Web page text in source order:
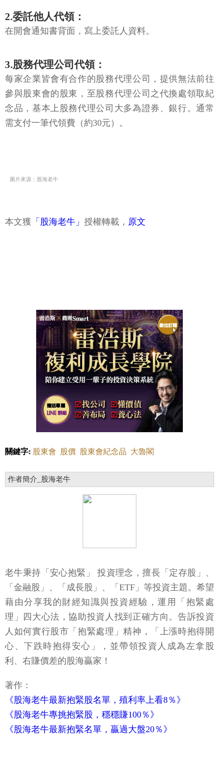
2.委託他人代領：
在開會通知書背面，寫上委託人資料。
3.股務代理公司代領：
每家企業皆會有合作的股務代理公司，提供無法前往
參與股東會的股東，至股務代理公司之代換處領取紀
念品，基本上股務代理公司大多為證券、銀行。通常
需支付一筆代領費（約30元）。
圖片來源：股海老牛
本文獲 「股海老牛」 授權轉載， 原文
關鍵字: 股東會 股價 股東會紀念品 大魯閣
作者簡介_股海老牛
老牛秉持「安心抱緊」 投資理念，擅長「定存股」、
「金融股」、「成長股」、「ETF」等投資主題。希望
藉由分享我的財經知識與投資經驗，運用「抱緊處
理」四大心法，協助投資人找到正確方向。告訴投資
人如何實行股市「抱緊處理」精神，「上漲時抱得開
心、下跌時抱得安心」，並帶領投資人成為左拿股
利、右賺價差的股海贏家！
著作：
《股海老牛最新抱緊股名單，殖利率上看8％》
《股海老牛專挑抱緊股，穩穩賺100％》
《股海老牛最新抱緊名單，贏過大盤20％》